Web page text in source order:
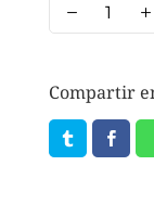
CATSUP
KG
cantidad
Compartir